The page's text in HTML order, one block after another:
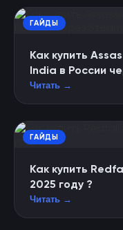
ГАЙДЫ
Как купить
India в
Читать →
ГАЙДЫ
Как купить Redfall в России через
2025 году ?
Читать →